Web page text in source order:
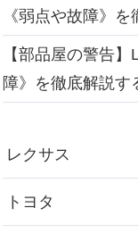
《弱点や故障》を
【部品屋の警告
障》を徹底解説す
レクサス
トヨタ